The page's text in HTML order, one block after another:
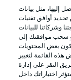
إليها، مثل بيانات
أوافق تقنيات
وشركائنا للبيانات
سحب موافقتك إلى
تكون بعض المحتويات
القائمة لتغيير
النقر على إدارة
اختياراتك داخل